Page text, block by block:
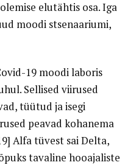
elutähtis osa. Iga
moodi stsenaariumi,
19 moodi laboris
Sellised viirused
tüütud ja isegi
peavad kohanema
Alfa tüvest sai Delta,
tavaline hooajaliste